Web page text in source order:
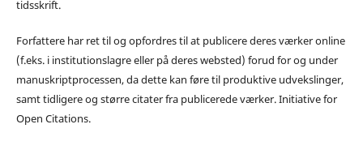
tidsskrift.
Forfattere har ret til og opfordres til at publicere deres værker online
(f.eks. i institutionslagre eller på deres websted) forud for og under
manuskriptprocessen, da dette kan føre til produktive udvekslinger,
samt tidligere og større citater fra publicerede værker. Initiative for
Open Citations.